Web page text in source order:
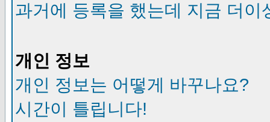
과거에 등록을 했는데 지금 더이
개인 정보
개인 정보는 어떻게 바꾸나요?
시간이 틀립니다!